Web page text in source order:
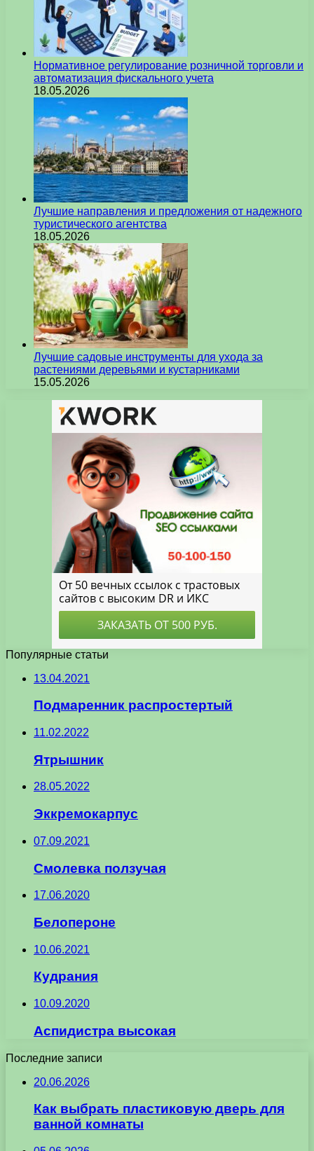
Нормативное регулирование розничной торговли и
автоматизация фискального учета
18.05.2026
Лучшие направления и предложения от надежного
туристического агентства
18.05.2026
Лучшие садовые инструменты для ухода за
растениями деревьями и кустарниками
15.05.2026
Популярные статьи
13.04.2021
Подмаренник распростертый
11.02.2022
Ятрышник
28.05.2022
Эккремокарпус
07.09.2021
Смолевка ползучая
17.06.2020
Белопероне
10.06.2021
Кудрания
10.09.2020
Аспидистра высокая
Последние записи
20.06.2026
Как выбрать пластиковую дверь для
ванной комнаты